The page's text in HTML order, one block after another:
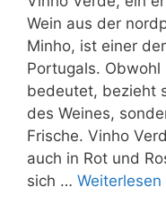
Wein aus der
Minho, ist einer
Portugals. Obwohl
bedeutet, bezieht
des Weines,
Frische. Vinho
auch in Rot und
sich … Weiterlesen